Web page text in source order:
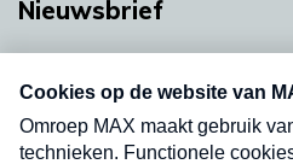
Nieuwsbrief
nieuwsbrief. Elke vrijdag-
uw mailbox.